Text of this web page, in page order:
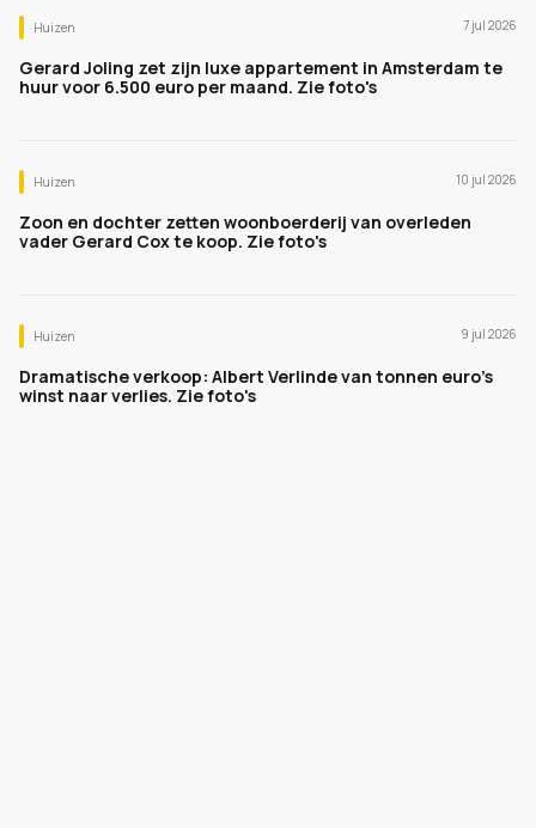
Huizen 7 jul 2026
Gerard Joling zet zijn luxe appartement in Amsterdam te
huur voor 6.500 euro per maand. Zie foto's
Huizen 10 jul 2026
Zoon en dochter zetten woonboerderij van overleden
vader Gerard Cox te koop. Zie foto's
Huizen 9 jul 2026
Dramatische verkoop: Albert Verlinde van tonnen euro's
winst naar verlies. Zie foto's